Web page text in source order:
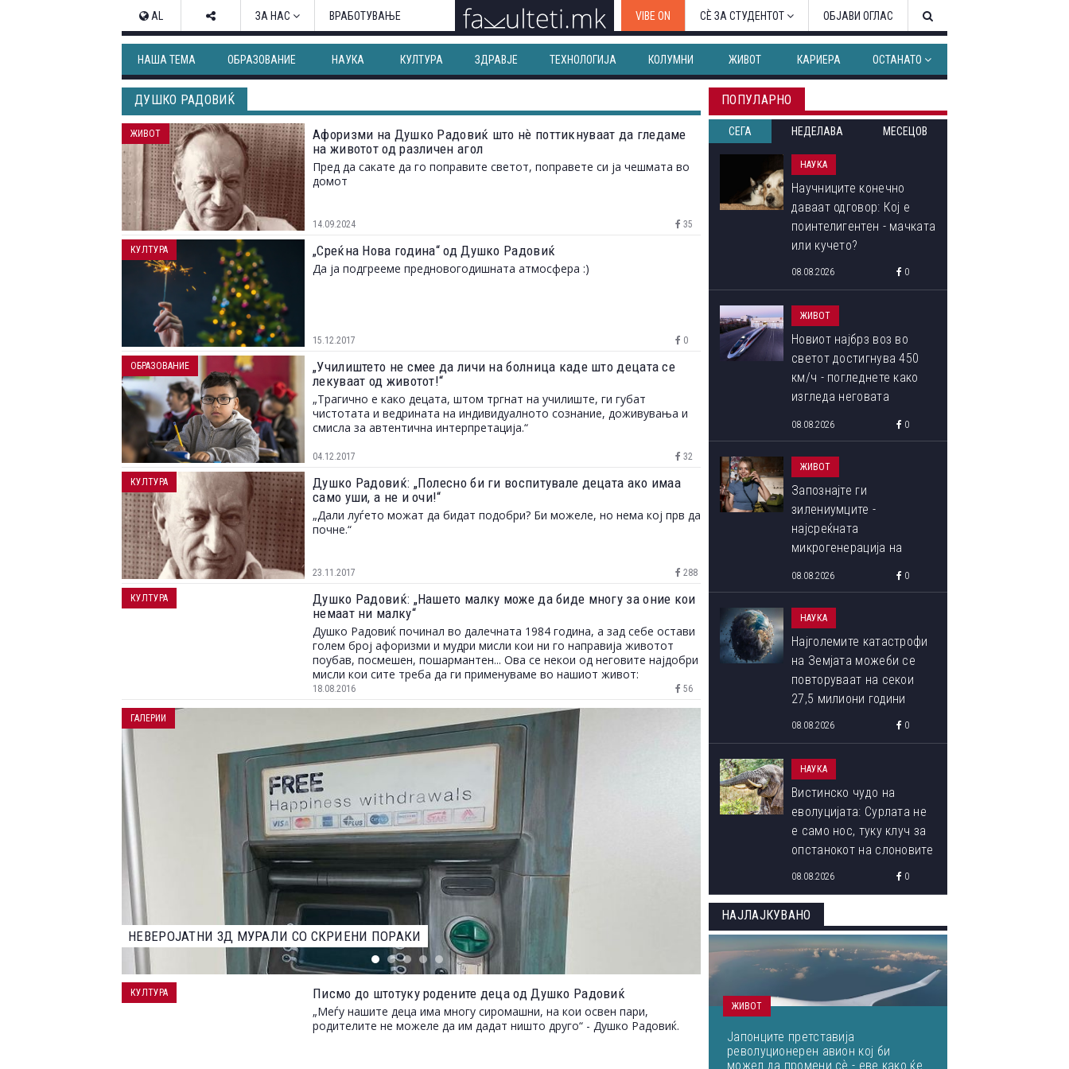
AL ЗА НАС ВРАБОТУВАЊЕ VIBE ON СЀ ЗА СТУДЕНТОТ ОБЈАВИ ОГЛАС
НАША ТЕМА ОБРАЗОВАНИЕ НАУКА КУЛТУРА ЗДРАВЈЕ ТЕХНОЛОГИЈА КОЛУМНИ ЖИВОТ КАРИЕРА ОСТАНАТО
ДУШКО РАДОВИЌ
Афоризми на Душко Радовиќ што нѐ поттикнуваат да гледаме
на животот од различен агол
Пред да сакате да го поправите светот, поправете си ја чешмата во
домот
14.09.2024 35
ЖИВОТ
„Среќна Нова година“ од Душко Радовиќ
Да ја подгрееме предновогодишната атмосфера :)
15.12.2017 0
КУЛТУРА
„Училиштето не смее да личи на болница каде што децата се
лекуваат од животот!“
„Трагично е како децата, штом тргнат на училиште, ги губат
чистотата и ведрината на индивидуалното сознание, доживувања и
смисла за автентична интерпретација.“
04.12.2017 32
ОБРАЗОВАНИЕ
Душко Радовиќ: „Полесно би ги воспитувале децата ако имаа
само уши, а не и очи!“
„Дали луѓето можат да бидат подобри? Би можеле, но нема кој прв да
почне.“
23.11.2017 288
КУЛТУРА
Душко Радовиќ: „Нашето малку може да биде многу за оние кои
немаат ни малку“
Душко Радовиќ починал во далечната 1984 година, а зад себе остави
голем број афоризми и мудри мисли кои ни го направија животот
поубав, посмешен, пошармантен... Ова се некои од неговите најдобри
мисли кои сите треба да ги применуваме во нашиот живот:
18.08.2016 56
КУЛТУРА
НАЈДОБРИТЕ ФОТОГРАФИИ ОД НАТПРЕВАРОТ ЗА НАЈДОБАР ФОТОГРАФ НА ДИВИОТ СВЕТ НА
2023 ГОДИНА
ОВА СЕ ПОБЕДНИЧКИТЕ ФОТОГРАФИИ ОД
ФОТОГРАФИЈА ОД ПРИРОДАТА ЗА 2023 ГОДИНА
ГАЛЕРИИ
Писмо до штотуку родените деца од Душко Радовиќ
„Меѓу нашите деца има многу сиромашни, на кои освен пари,
родителите не можеле да им дадат ништо друго“ - Душко Радовиќ.
КУЛТУРА
ПОПУЛАРНО
СЕГА НЕДЕЛАВА МЕСЕЦОВ
НАУКА
Научниците конечно
даваат одговор: Кој е
поинтелигентен - мачката
или кучето?
08.08.2026 0
ЖИВОТ
Новиот најбрз воз во
светот достигнува 450
км/ч - погледнете како
изгледа неговата
08.08.2026 0
ЖИВОТ
Запознајте ги
зилениумците -
најсреќната
микрогенерација на
меѓу 1993 и 1998 година
08.08.2026 0
НАУКА
Најголемите катастрофи
на Земјата можеби се
повторуваат на секои
27,5 милиони години
08.08.2026 0
НАУКА
Вистинско чудо на
еволуцијата: Сурлата не
е само нос, туку клуч за
опстанокот на слоновите
08.08.2026 0
НАЈЛАЈКУВАНО
ЖИВОТ
Јапонците претставија
револуционерен авион кој би
можел да промени сѐ - еве како ќе